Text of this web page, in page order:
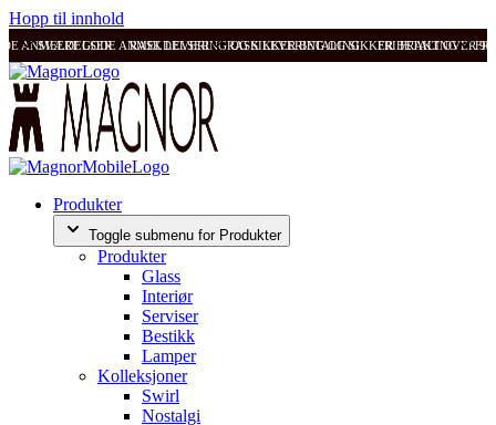
Hopp til innhold
ANMELDELSER RASK LEVERING OG SIKKER BETALING FRI FRAKT OVER
SVÆRT GODE ANMELDELSER RASK LEVERING OG SIKKER BETALING
Produkter
Toggle submenu for Produkter
Produkter
Glass
Interiør
Serviser
Bestikk
Lamper
Kolleksjoner
Swirl
Nostalgi